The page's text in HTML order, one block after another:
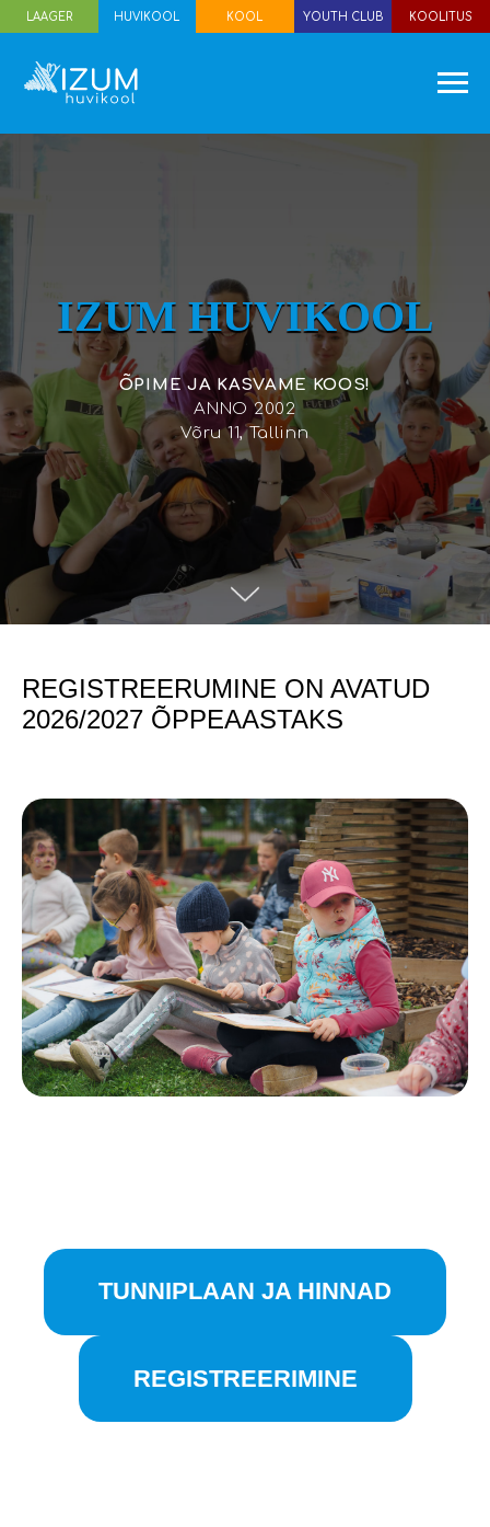
LAAGER HUVIKOOL YOUTH CLUB
KOOL KOOLITUS
IZUM HUVIKOOL
ÕPIME JA KASVAME KOOS!
ANNO 2002
Võru 11, Tallinn
REGISTREERUMINE ON AVATUD
2026/2027 ÕPPEAASTAKS
TUNNIPLAAN JA HINNAD
REGISTREERIMINE